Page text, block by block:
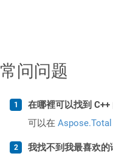
常问问题
在哪裡可以找到
可以在
我找不到我最喜欢的